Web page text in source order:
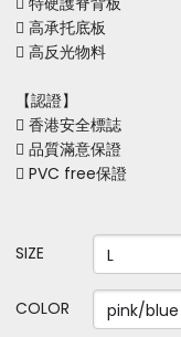
 高承托底板
 高反光物料
【認證】
 香港安全標誌
 品質滿意保證
 PVC free保證
SIZE
COLOR